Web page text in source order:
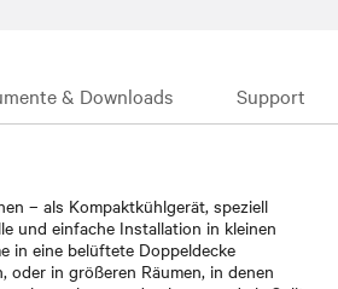
& Downloads Support
– als Kompaktkühlgerät, speziell
und einfache Installation in kleinen
in eine belüftete Doppeldecke
oder in größeren Räumen, in denen